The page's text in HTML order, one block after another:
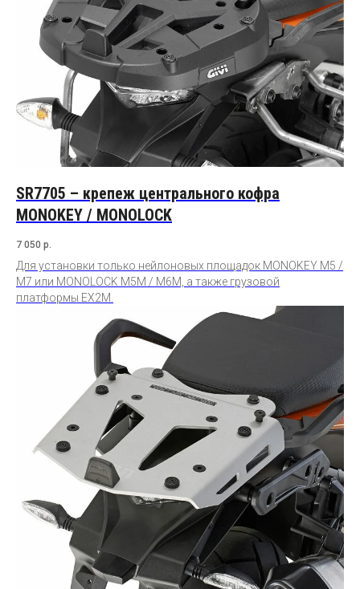
SR7705 – крепеж центрального кофра
MONOKEY / MONOLOCK
7 050 р.
Для установки только нейлоновых площадок MONOKEY M5 /
M7 или MONOLOCK M5M / M6M, а также грузовой
платформы EX2M.